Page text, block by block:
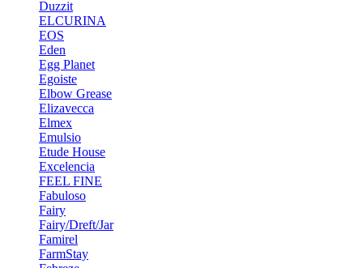
Duzzit
ELCURINA
EOS
Eden
Egg Planet
Egoiste
Elbow Grease
Elizavecca
Elmex
Emulsio
Etude House
Excelencia
FEEL FINE
Fabuloso
Fairy
Fairy/Dreft/Jar
Famirel
FarmStay